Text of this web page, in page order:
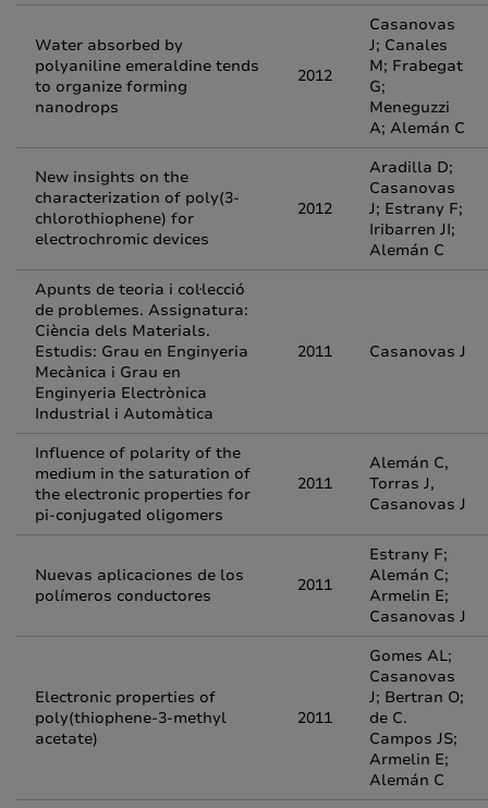
Water absorbed by
polyaniline emeraldine tends
to organize forming
nanodrops
2012
Casanovas
J; Canales
M; Frabegat
G;
Meneguzzi
A; Alemán C
New insights on the
characterization of poly(3-
chlorothiophene) for
electrochromic devices
2012
Aradilla D;
Casanovas
J; Estrany F;
Iribarren JI;
Alemán C
Apunts de teoria i col·lecció
de problemes. Assignatura:
Ciència dels Materials.
Estudis: Grau en Enginyeria
Mecànica i Grau en
Enginyeria Electrònica
Industrial i Automàtica
2011 Casanovas J
Influence of polarity of the
medium in the saturation of
the electronic properties for
pi-conjugated oligomers
2011
Alemán C,
Torras J,
Casanovas J
Nuevas aplicaciones de los
polímeros conductores
2011
Estrany F;
Alemán C;
Armelin E;
Casanovas J
Electronic properties of
poly(thiophene-3-methyl
acetate)
2011
Gomes AL;
Casanovas
J; Bertran O;
de C.
Campos JS;
Armelin E;
Alemán C